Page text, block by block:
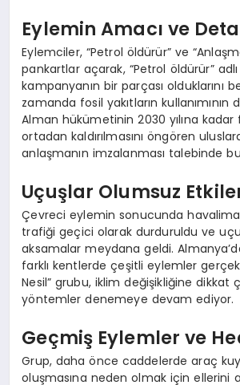
Eylemin Amacı ve
Eylemciler, “Petrol öldürür” ve
pankartlar açarak, “Petrol öldürür”
kampanyanın bir parçası olduklarını
zamanda fosil yakıtların kullanımının
Alman hükümetinin 2030 yılına kadar
ortadan kaldırılmasını öngören
anlaşmanın imzalanması talebinde
Uçuşlar Olumsuz
Çevreci eylemin sonucunda
trafiği geçici olarak durduruldu ve
aksamalar meydana geldi.
farklı kentlerde çeşitli eylemler
Nesil” grubu, iklim değişikliğine dikkat
yöntemler denemeye devam ediyor.
Geçmiş Eylemler ve
Grup, daha önce caddelerde araç
oluşmasına neden olmak için ellerini